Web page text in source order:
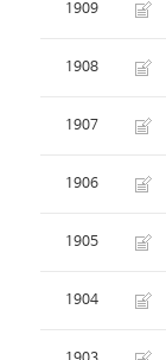
1909
1908
1907
1906
1905
1904